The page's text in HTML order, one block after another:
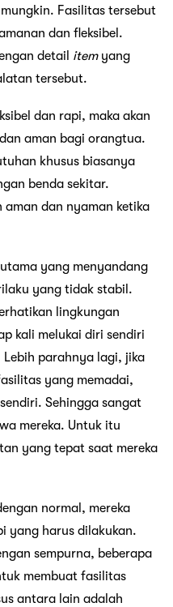
Fasilitas tersebut
dan fleksibel.
detail itemyang
tersebut.
dan rapi, maka akan
aman bagi orangtua.
khusus biasanya
benda sekitar.
aman dan nyaman ketika
yang menyandang
yang tidak stabil.
lingkungan
kali melukai diri sendiri
parahnya lagi, jika
yang memadai,
Sehingga sangat
mereka. Untuk itu
yang tepat saat mereka
normal, mereka
yang harus dilakukan.
sempurna, beberapa
membuat fasilitas
antara lain adalah